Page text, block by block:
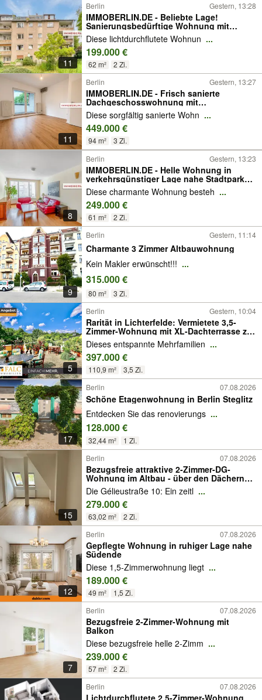
11
Berlin Gestern, 13:28
IMMOBERLIN.DE - Beliebte Lage!
Sanierungsbedürftige Wohnung mit
Südostloggia
Diese lichtdurchflutete Wohnun ...
199.000 €
62 m² 2 Zi.
11
Berlin Gestern, 13:27
IMMOBERLIN.DE - Frisch sanierte
Dachgeschosswohnung mit
Sonnenterrasse in gefragter Steglitzer
Lage
Diese sorgfältig sanierte Wohn ...
449.000 €
94 m² 3 Zi.
8
Berlin Gestern, 13:23
IMMOBERLIN.DE - Helle Wohnung in
verkehrsgünstiger Lage nahe Stadtpark
Steglitz
Diese charmante Wohnung besteh ...
249.000 €
61 m² 2 Zi.
9
Berlin Gestern, 11:14
Charmante 3 Zimmer Altbauwohnung
Kein Makler erwünscht!!! ...
315.000 €
80 m² 3 Zi.
5
Berlin Gestern, 10:04
Rarität in Lichterfelde: Vermietete 3,5-
Zimmer-Wohnung mit XL-Dachterrasse zu
KAUFEN!
Dieses entspannte Mehrfamilien ...
397.000 €
110,9 m² 3,5 Zi.
17
Berlin 07.08.2026
Schöne Etagenwohnung in Berlin Steglitz
Entdecken Sie das renovierungs ...
128.000 €
32,44 m² 1 Zi.
15
Berlin 07.08.2026
Bezugsfreie attraktive 2-Zimmer-DG-
Wohnung im Altbau - über den Dächern
von Steglitz-Zehlendorf!
Die Gélieustraße 10: Ein zeitl ...
279.000 €
63,02 m² 2 Zi.
12
Berlin 07.08.2026
Gepflegte Wohnung in ruhiger Lage nahe
Südende
Diese 1,5-Zimmerwohnung liegt ...
189.000 €
49 m² 1,5 Zi.
7
Berlin 07.08.2026
Bezugsfreie 2-Zimmer-Wohnung mit
Balkon
Diese bezugsfreie helle 2-Zimm ...
239.000 €
57 m²
2 Zi.
Berlin
07.08.2026
Lichtdurchflutete 2,5-Zimmer-Wohnung